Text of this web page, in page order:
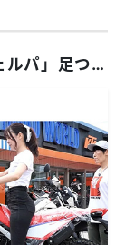
「CRF250L」VS「KLX230シェルパ」足つき&ポジション比較！ バイク選びの参考に！